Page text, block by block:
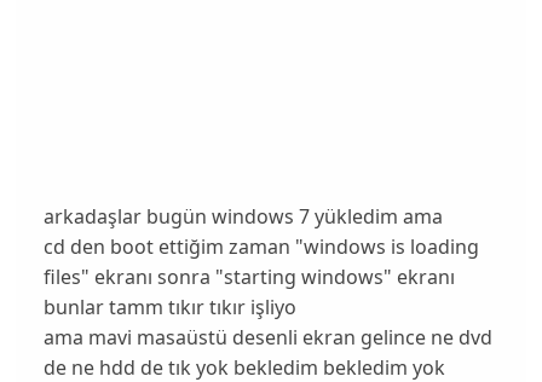
arkadaşlar bugün windows 7 yükledim ama
cd den boot ettiğim zaman "windows is loading
files" ekranı sonra "starting windows" ekranı
bunlar tamm tıkır tıkır işliyo
ama mavi masaüstü desenli ekran gelince ne dvd
de ne hdd de tık yok bekledim bekledim yok